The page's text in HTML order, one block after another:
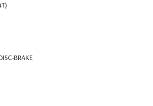
BRAKE